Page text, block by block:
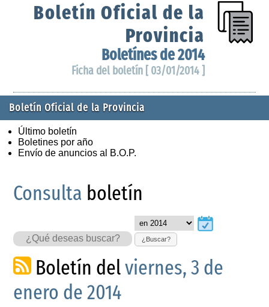
Boletín Oficial de la
Provincia
Boletínes de 2014
Ficha del boletín [ 03/01/2014 ]
Boletín Oficial de la Provincia
Último boletín
Boletines por año
Envío de anuncios al B.O.P.
Consulta boletín
¿Buscar?
Boletín delviernes, 3 de
enero de 2014